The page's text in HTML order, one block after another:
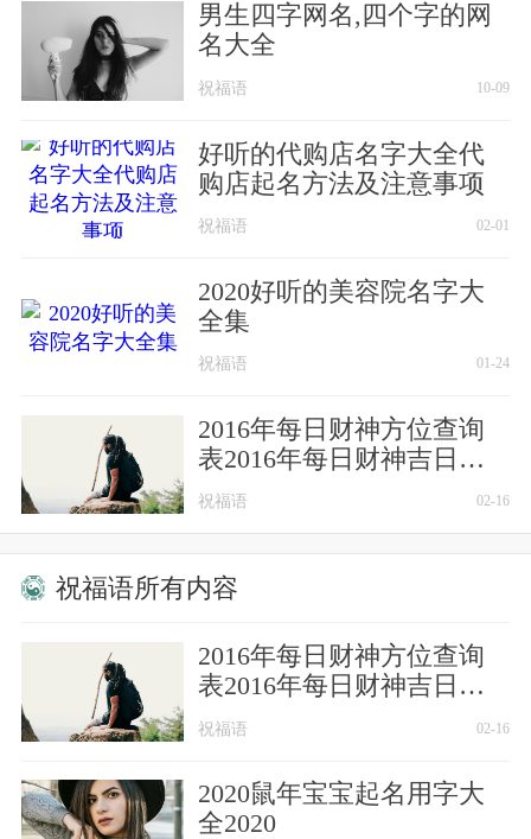
男生四字网名,四个字的网
名大全
祝福语 10-09
好听的代购店名字大全代
购店起名方法及注意事项
祝福语 02-01
2020好听的美容院名字大
全集
祝福语 01-24
2016年每日财神方位查询
表2016年每日财神吉日方
位
祝福语 02-16
祝福语所有内容
2016年每日财神方位查询
表2016年每日财神吉日方
位
祝福语 02-16
2020鼠年宝宝起名用字大
全2020